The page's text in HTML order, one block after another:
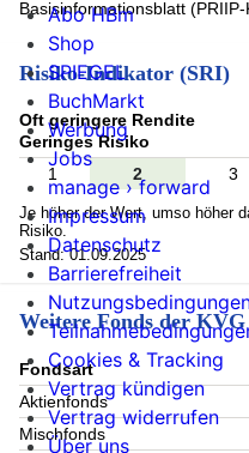
Basisinformationsblatt (PRIIP-
Risiko-Indikator (SRI)
Oft geringere Rendite
Geringes Risiko
1
2 3
Je höher der Wert, umso höher
Risiko.
Stand: 01.09.2025
Weitere Fonds der KVG
Fondsart
Aktienfonds
Mischfonds
Abo HBm
Shop
SPIEGEL
BuchMarkt
Werbung
Jobs
manage › forward
Impressum
Datenschutz
Barrierefreiheit
Cookies & Tracking
Vertrag kündigen
Vertrag widerrufen
Über uns